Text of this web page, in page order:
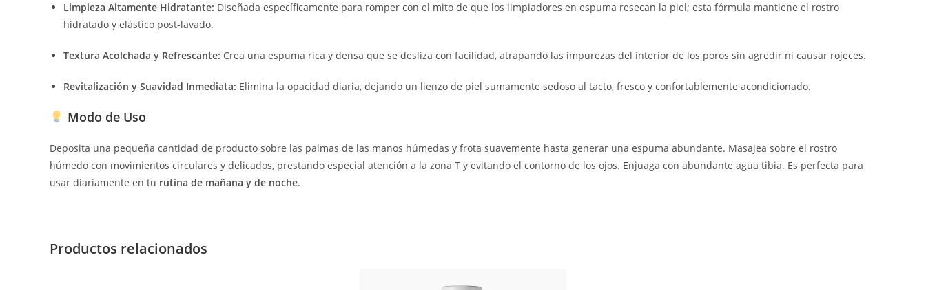
Limpieza Altamente Hidratante: Diseñada específicamente para romper con el mito de que los limpiadores en espuma resecan la piel; esta fórmula mantiene el rostro
hidratado y elástico post-lavado.
Textura Acolchada y Refrescante: Crea una espuma rica y densa que se desliza con facilidad, atrapando las impurezas del interior de los poros sin agredir ni causar rojeces.
Revitalización y Suavidad Inmediata: Elimina la opacidad diaria, dejando un lienzo de piel sumamente sedoso al tacto, fresco y confortablemente acondicionado.
Modo de Uso
Deposita una pequeña cantidad de producto sobre las palmas de las manos húmedas y frota suavemente hasta generar una espuma abundante. Masajea sobre el rostro
húmedo con movimientos circulares y delicados, prestando especial atención a la zona T y evitando el contorno de los ojos. Enjuaga con abundante agua tibia. Es perfecta para
usar diariamente en tu rutina de mañana y de noche.
Productos relacionados